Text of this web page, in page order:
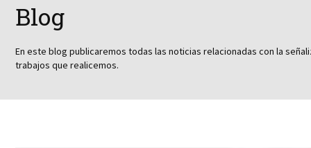
Blog
En este blog publicaremos todas las noticias relacionadas con la
trabajos que realicemos.